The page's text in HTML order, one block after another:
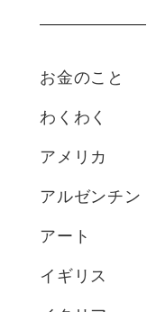
お金のこと
わくわく
アメリカ
アルゼンチン
アート
イギリス